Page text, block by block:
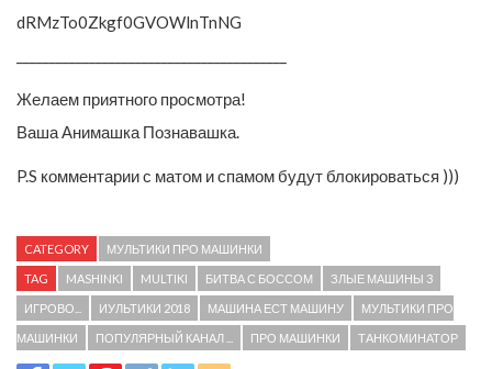
dRMzTo0Zkgf0GVOWlnTnNG
Желаем приятного просмотра!
Ваша Анимашка Познавашка.
P.S комментарии с матом и спамом будут блокироваться )))
CATEGORY МУЛЬТИКИ ПРО МАШИНКИ
TAG MASHINKI MULTIKI БИТВА С БОССОМ ЗЛЫЕ МАШИНЫ 3
ИГРОВО... ИУЛЬТИКИ 2018 МАШИНА ЕСТ МАШИНУ МУЛЬТИКИ ПРО
МАШИНКИ ПОПУЛЯРНЫЙ КАНАЛ ... ПРО МАШИНКИ ТАНКОМИНАТОР